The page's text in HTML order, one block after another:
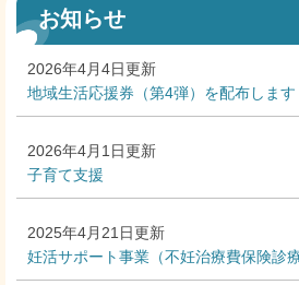
お知らせ
2026年4月4日更新
地域生活応援券（第4弾）を配布します
2026年4月1日更新
子育て支援
2025年4月21日更新
妊活サポート事業（不妊治療費保険診